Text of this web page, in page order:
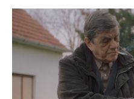
Últimas Selecções
Estatísticas
Filmes - Animar
REALIZADOR
LEGENDA DISPONÍVEL